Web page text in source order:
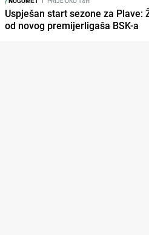
Uspješan start sezone za
od novog premijerligaša BSK-a